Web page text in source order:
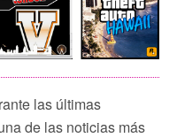
las últimas
de las noticias más